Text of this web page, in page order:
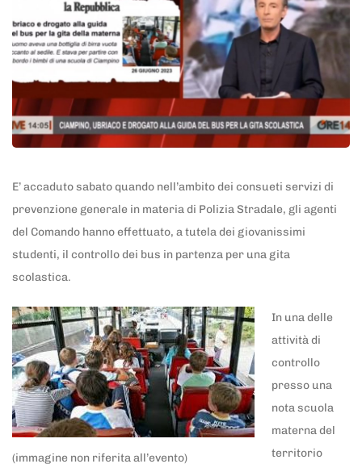
E’ accaduto sabato quando nell’ambito dei consueti servizi di
prevenzione generale in materia di Polizia Stradale, gli agenti
del Comando hanno effettuato, a tutela dei giovanissimi
studenti, il controllo dei bus in partenza per una gita
scolastica.
(immagine non riferita all’evento)
In una delle
attività di
controllo
presso una
nota scuola
materna del
territorio